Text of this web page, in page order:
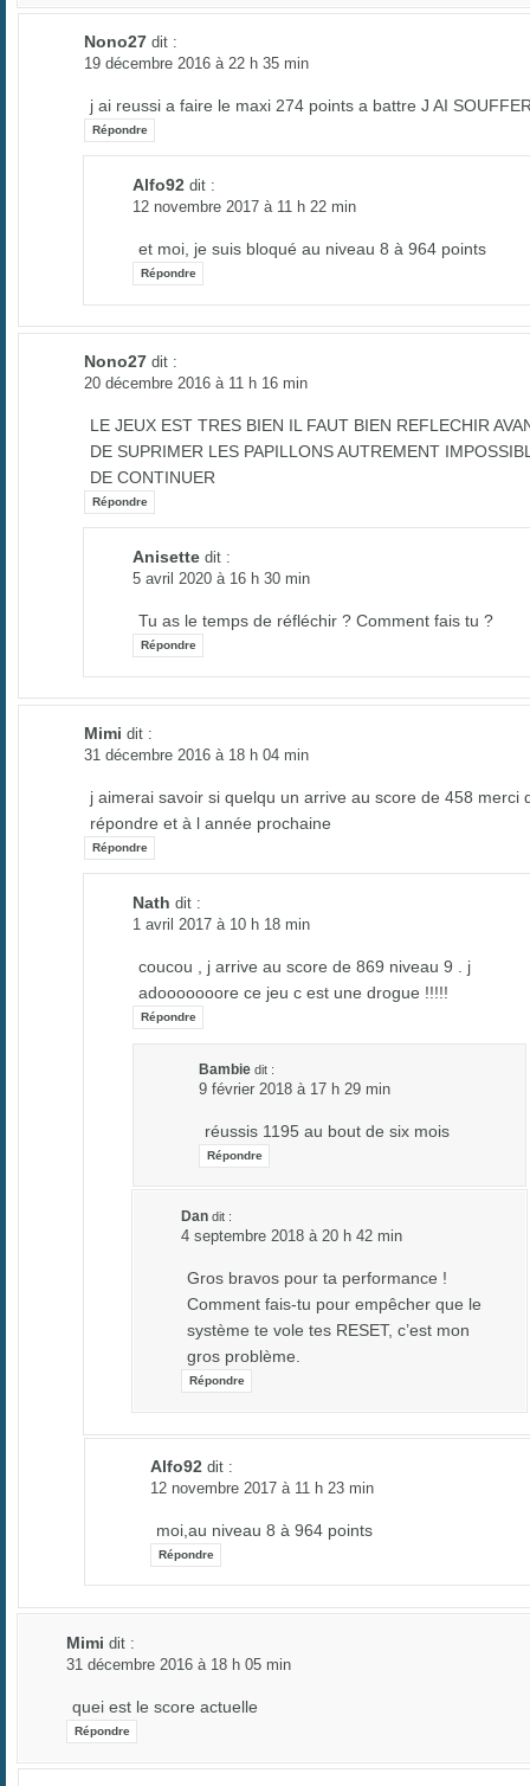
Nono27 dit :
19 décembre 2016 à 22 h 35 min
j ai reussi a faire le maxi 274 points a battre J AI
Répondre
Alfo92 dit :
12 novembre 2017 à 11 h 22 min
et moi, je suis bloqué au niveau 8 à 964 points
Répondre
Nono27 dit :
20 décembre 2016 à 11 h 16 min
LE JEUX EST TRES BIEN IL FAUT BIEN REFLECHIR
DE SUPRIMER LES PAPILLONS AUTREMENT
DE CONTINUER
Répondre
Anisette dit :
5 avril 2020 à 16 h 30 min
Tu as le temps de réfléchir ? Comment fais tu ?
Répondre
Mimi dit :
31 décembre 2016 à 18 h 04 min
j aimerai savoir si quelqu un arrive au score de 458 merci
répondre et à l année prochaine
Répondre
Nath dit :
1 avril 2017 à 10 h 18 min
coucou , j arrive au score de 869 niveau 9 . j
adooooooore ce jeu c est une drogue !!!!!
Répondre
Bambie dit :
9 février 2018 à 17 h 29 min
réussis 1195 au bout de six mois
Répondre
Dan dit :
4 septembre 2018 à 20 h 42 min
Gros bravos pour ta performance !
Comment fais-tu pour empêcher que le
système te vole tes RESET, c’est mon
gros problème.
Répondre
Alfo92 dit :
12 novembre 2017 à 11 h 23 min
moi,au niveau 8 à 964 points
Répondre
Mimi dit :
31 décembre 2016 à 18 h 05 min
quei est le score actuelle
Répondre